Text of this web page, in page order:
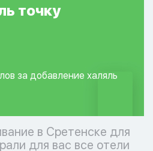
точку
за добавление халяль
в Сретенске для
для вас все отели